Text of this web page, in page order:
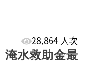
28,864 人次
淹水救助金最